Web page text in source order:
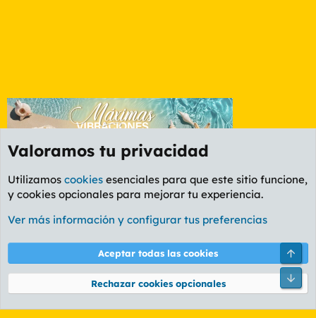
Etiquetas
Cookies
PL OLDSTYLE AMARILLO
Términos y reglas Política de privacidad Ayuda
Community platform by XenForo® © 2010-2026 XenForo Ltd.
Valoramos tu privacidad
Utilizamos cookies esenciales para que este sitio funcione,
y cookies opcionales para mejorar tu experiencia.
Ver más información y configurar tus preferencias
Aceptar todas las cookies
Rechazar cookies opcionales
Pie